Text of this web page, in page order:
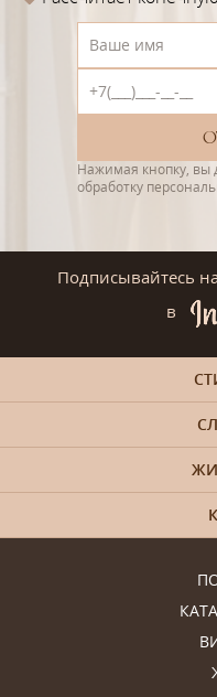
Нажимая кнопку, вы
обработку
Подписывайтесь
в